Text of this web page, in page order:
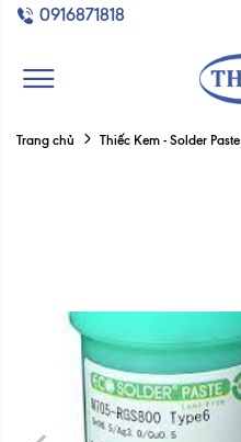
0916871818
Trang chủ Thiếc Kem - Solder Paste